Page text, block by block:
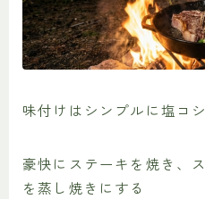
味付けはシンプルに塩コ
豪快にステーキを焼き、
を蒸し焼きにする